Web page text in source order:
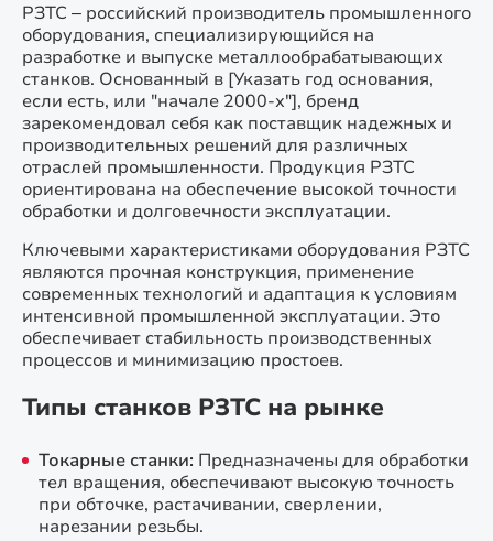
РЗТС – российский производитель промышленного
оборудования, специализирующийся на
разработке и выпуске металлообрабатывающих
станков. Основанный в [Указать год основания,
если есть, или "начале 2000-х"], бренд
зарекомендовал себя как поставщик надежных и
производительных решений для различных
отраслей промышленности. Продукция РЗТС
ориентирована на обеспечение высокой точности
обработки и долговечности эксплуатации.
Ключевыми характеристиками оборудования РЗТС
являются прочная конструкция, применение
современных технологий и адаптация к условиям
интенсивной промышленной эксплуатации. Это
обеспечивает стабильность производственных
процессов и минимизацию простоев.
Типы станков РЗТС на рынке
Токарные станки: Предназначены для обработки
тел вращения, обеспечивают высокую точность
при обточке, растачивании, сверлении,
нарезании резьбы.